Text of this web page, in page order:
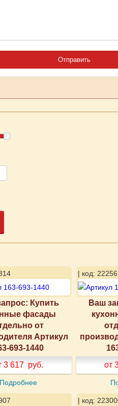
Купить
фасады
от
Артикул
693-1440
3 617 руб.
Подробнее
| код:
Ваш
от
| код: